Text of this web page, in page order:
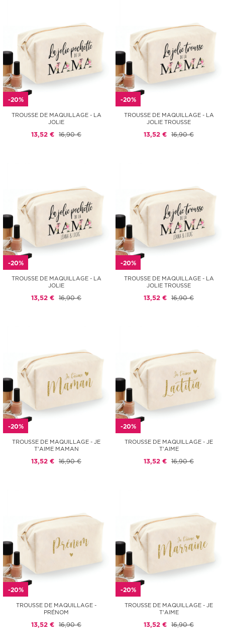
-20%
TROUSSE DE MAQUILLAGE - LA
JOLIE
13,52 € 16,90 €
-20%
TROUSSE DE MAQUILLAGE - LA
JOLIE TROUSSE
13,52 € 16,90 €
-20%
TROUSSE DE MAQUILLAGE - LA
JOLIE
13,52 € 16,90 €
-20%
TROUSSE DE MAQUILLAGE - LA
JOLIE TROUSSE
13,52 € 16,90 €
-20%
TROUSSE DE MAQUILLAGE - JE
T'AIME MAMAN
13,52 € 16,90 €
-20%
TROUSSE DE MAQUILLAGE - JE
T'AIME
13,52 € 16,90 €
-20%
TROUSSE DE MAQUILLAGE -
PRÉNOM
13,52 € 16,90 €
-20%
TROUSSE DE MAQUILLAGE - JE
T'AIME
13,52 € 16,90 €